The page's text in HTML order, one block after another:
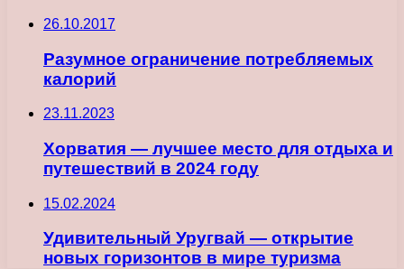
26.10.2017
Разумное ограничение потребляемых
калорий
23.11.2023
Хорватия — лучшее место для отдыха и
путешествий в 2024 году
15.02.2024
Удивительный Уругвай — открытие
новых горизонтов в мире туризма